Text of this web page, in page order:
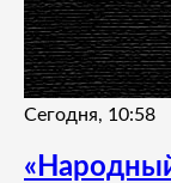
Сегодня, 10:58